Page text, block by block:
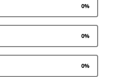
0%
0%
0%